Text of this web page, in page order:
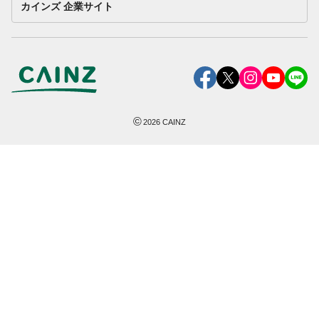
カインズ 企業サイト
©2026 CAINZ